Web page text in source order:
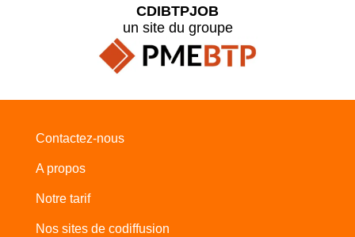
CDIBTPJOB
un site du groupe
Contactez-nous
A propos
Notre tarif
Nos sites de codiffusion